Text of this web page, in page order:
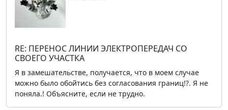
RE: ПЕРЕНОС ЛИНИИ ЭЛЕКТРОПЕРЕДАЧ СО
СВОЕГО УЧАСТКА
Я в замешательстве, получается, что в моем случае
можно было обойтись без согласования границ!?. Я не
поняла.! Объясните, если не трудно.